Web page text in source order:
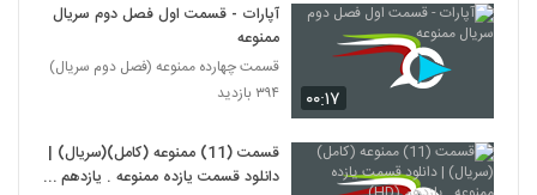
۰۰:۱۷
آپارات - قسمت اول فصل دوم سریال
ممنوعه
قسمت چهارده ممنوعه (فصل دوم سریال)
۳۹۴ بازدید
قسمت (11) ممنوعه (کامل)(سریال) |
دانلود قسمت یازده ممنوعه . یازدهم